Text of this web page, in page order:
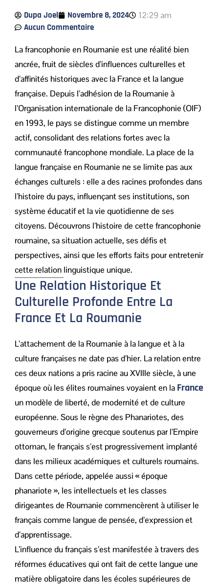
Dupa Joel Novembre 8, 2024
12:29 am
Aucun Commentaire
La francophonie en Roumanie est une réalité bien
ancrée, fruit de siècles d’influences culturelles et
d’affinités historiques avec la France et la langue
française. Depuis l’adhésion de la Roumanie à
l’Organisation internationale de la Francophonie (OIF)
en 1993, le pays se distingue comme un membre
actif, consolidant des relations fortes avec la
communauté francophone mondiale. La place de la
langue française en Roumanie ne se limite pas aux
échanges culturels : elle a des racines profondes dans
l’histoire du pays, influençant ses institutions, son
système éducatif et la vie quotidienne de ses
citoyens. Découvrons l’histoire de cette francophonie
roumaine, sa situation actuelle, ses défis et
perspectives, ainsi que les efforts faits pour entretenir
cette relation linguistique unique.
Une Relation Historique Et
Culturelle Profonde Entre La
France Et La Roumanie
L’attachement de la Roumanie à la langue et à la
culture françaises ne date pas d’hier. La relation entre
ces deux nations a pris racine au XVIIIe siècle, à une
époque où les élites roumaines voyaient en la France
un modèle de liberté, de modernité et de culture
européenne. Sous le règne des Phanariotes, des
gouverneurs d’origine grecque soutenus par l’Empire
ottoman, le français s’est progressivement implanté
dans les milieux académiques et culturels roumains.
Dans cette période, appelée aussi « époque
phanariote », les intellectuels et les classes
dirigeantes de Roumanie commencèrent à utiliser le
français comme langue de pensée, d’expression et
d’apprentissage.
L’influence du français s’est manifestée à travers des
réformes éducatives qui ont fait de cette langue une
matière obligatoire dans les écoles supérieures de